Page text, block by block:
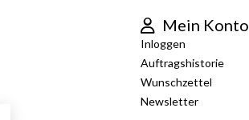
Mein Konto
Inloggen
Auftragshistorie
Wunschzettel
Newsletter